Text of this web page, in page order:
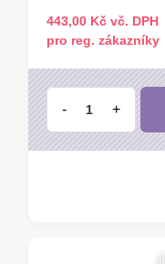
443,00 Kč vč. DPH
pro reg. zákazníky
- +